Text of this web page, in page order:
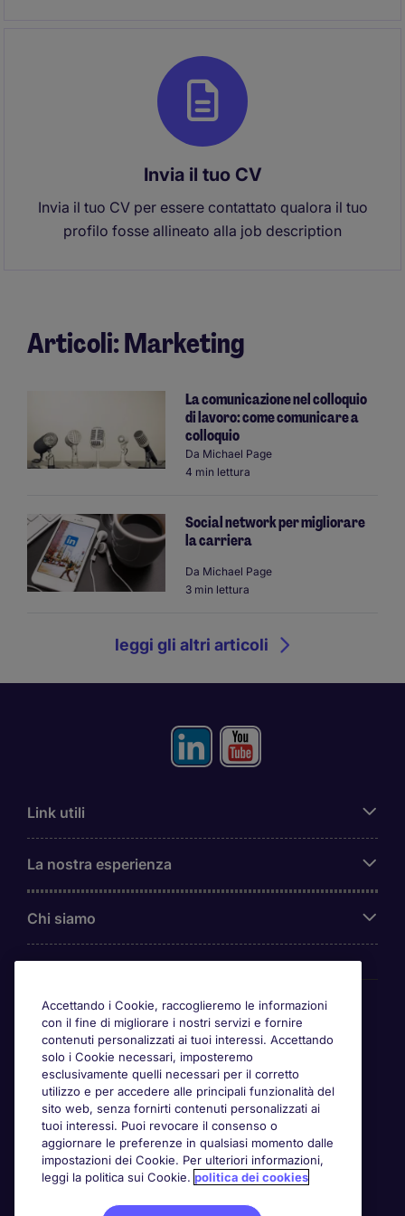
Invia il tuo CV
Invia il tuo CV per essere contattato qualora il tuo
profilo fosse allineato alla job description
Articoli: Marketing
La comunicazione nel colloquio
di lavoro: come comunicare a
colloquio
Da Michael Page
4 min lettura
Social network per migliorare
la carriera
Da Michael Page
3 min lettura
leggi gli altri articoli
Link utili
La nostra esperienza
Chi siamo
Awards
Accettando i Cookie, raccoglieremo le informazioni
con il fine di migliorare i nostri servizi e fornire
contenuti personalizzati ai tuoi interessi. Accettando
solo i Cookie necessari, imposteremo
esclusivamente quelli necessari per il corretto
utilizzo e per accedere alle principali funzionalità del
sito web, senza fornirti contenuti personalizzati ai
tuoi interessi. Puoi revocare il consenso o
aggiornare le preferenze in qualsiasi momento dalle
impostazioni dei Cookie. Per ulteriori informazioni,
leggi la politica sui Cookie. politica dei cookies